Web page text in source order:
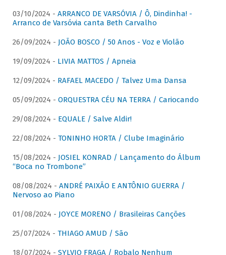
03/10/2024 - ARRANCO DE VARSÓVIA / Ô, Dindinha! -
Arranco de Varsóvia canta Beth Carvalho
26/09/2024 - JOÃO BOSCO / 50 Anos - Voz e Violão
19/09/2024 - LIVIA MATTOS / Apneia
12/09/2024 - RAFAEL MACEDO / Talvez Uma Dansa
05/09/2024 - ORQUESTRA CÉU NA TERRA / Cariocando
29/08/2024 - EQUALE / Salve Aldir!
22/08/2024 - TONINHO HORTA / Clube Imaginário
15/08/2024 - JOSIEL KONRAD / Lançamento do Álbum
“Boca no Trombone”
08/08/2024 - ANDRÉ PAIXÃO E ANTÔNIO GUERRA /
Nervoso ao Piano
01/08/2024 - JOYCE MORENO / Brasileiras Canções
25/07/2024 - THIAGO AMUD / São
18/07/2024 - SYLVIO FRAGA / Robalo Nenhum